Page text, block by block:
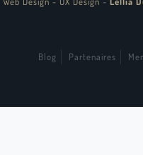
Blog Partenaires